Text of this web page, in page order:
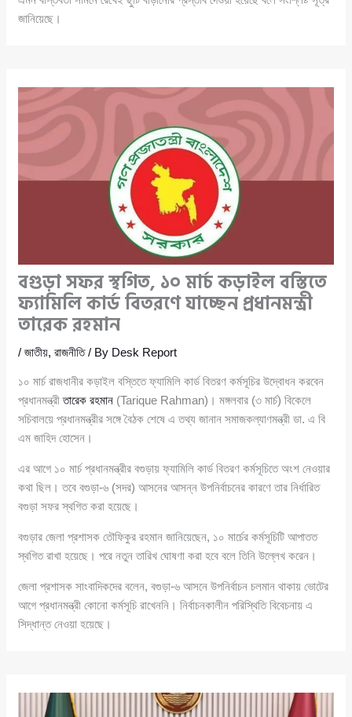
জানিয়েছে।
বগুড়া সফর স্থগিত, ১০ মার্চ কড়াইল বস্তিতে
ফ্যামিলি কার্ড বিতরণে যাচ্ছেন প্রধানমন্ত্রী
তারেক রহমান
/জাতীয়,রাজনীতি/ By Desk Report
১০ মার্চ রাজধানীর কড়াইল বস্তিতে ফ্যামিলি কার্ড বিতরণ কর্মসূচির উদ্বোধন করবেন
প্রধানমন্ত্রীতারেক রহমান (Tarique Rahman)। মঙ্গলবার (৩ মার্চ) বিকেলে
সচিবালয়ে প্রধানমন্ত্রীর সঙ্গে বৈঠক শেষে এ তথ্য জানান সমাজকল্যাণমন্ত্রী ডা. এ বি
এম জাহিদ হোসেন।
এর আগে ১০ মার্চ প্রধানমন্ত্রীর বগুড়ায় ফ্যামিলি কার্ড বিতরণ কর্মসূচিতে অংশ নেওয়ার
কথা ছিল। তবে বগুড়া-৬ (সদর) আসনের আসন্ন উপনির্বাচনের কারণে তার নির্ধারিত
বগুড়া সফর স্থগিত করা হয়েছে।
বগুড়ার জেলা প্রশাসক তৌফিকুর রহমান জানিয়েছেন, ১০ মার্চের কর্মসূচিটি আপাতত
স্থগিত রাখা হয়েছে। পরে নতুন তারিখ ঘোষণা করা হবে বলে তিনি উল্লেখ করেন।
জেলা প্রশাসক সাংবাদিকদের বলেন, বগুড়া-৬ আসনে উপনির্বাচন চলমান থাকায় ভোটের
আগে প্রধানমন্ত্রী কোনো কর্মসূচি রাখেননি। নির্বাচনকালীন পরিস্থিতি বিবেচনায় এ
সিদ্ধান্ত নেওয়া হয়েছে।